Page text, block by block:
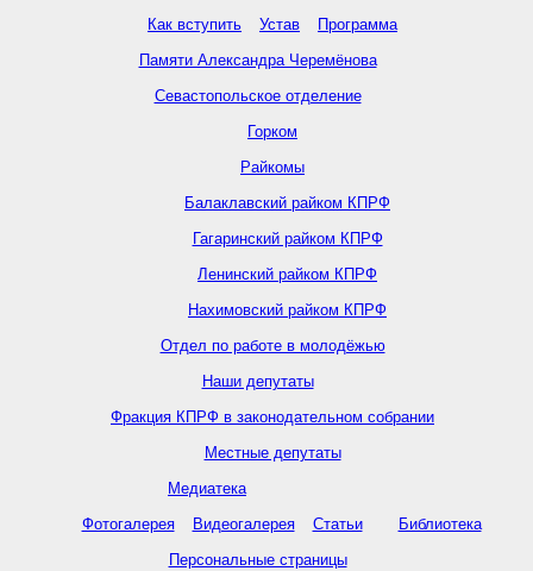
Как вступить
Устав
Программа
Памяти Александра Черемёнова
Севастопольское отделение
Горком
Райкомы
Балаклавский райком КПРФ
Гагаринский райком КПРФ
Ленинский райком КПРФ
Нахимовский райком КПРФ
Отдел по работе в молодёжью
Наши депутаты
Фракция КПРФ в законодательном собрании
Местные депутаты
Медиатека
Фотогалерея
Видеогалерея Статьи
Библиотека
Персональные страницы